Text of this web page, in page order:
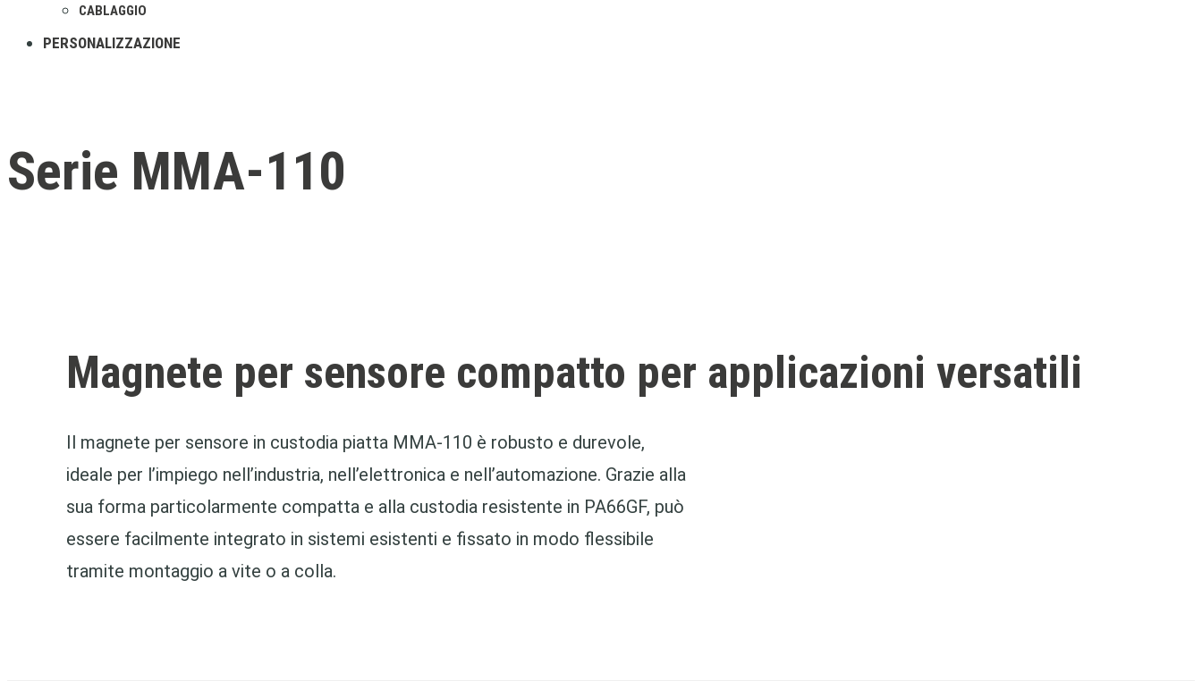
CABLAGGIO
PERSONALIZZAZIONE
Serie MMA-110
Magnete per sensore compatto per applicazioni versatili
Il magnete per sensore in custodia piatta MMA-110 è robusto e durevole,
ideale per l’impiego nell’industria, nell’elettronica e nell’automazione. Grazie alla
sua forma particolarmente compatta e alla custodia resistente in PA66GF, può
essere facilmente integrato in sistemi esistenti e fissato in modo flessibile
tramite montaggio a vite o a colla.